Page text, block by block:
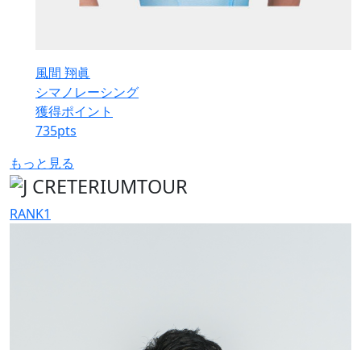
風間 翔眞
シマノレーシング
獲得ポイント
735pts
もっと見る
RANK1